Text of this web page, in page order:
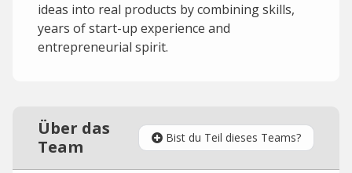
ideas into real products by combining skills,
years of start-up experience and
entrepreneurial spirit.
Über das
Team
Bist du Teil dieses Teams?